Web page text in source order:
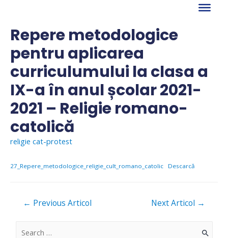
contentRepere metodologice
pentru aplicarea
curriculumului la clasa a
IX-a în anul școlar 2021-
2021 – Religie romano-
catolică
religie cat-protest
27_Repere_metodologice_religie_cult_romano_catolic Descarcă
Navigare
← Previous Articol Next Articol →
S